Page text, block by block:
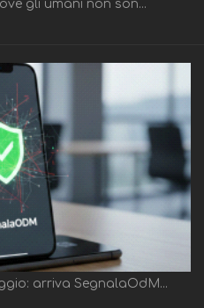
gli umani non son...
arriva SegnalaOdM...